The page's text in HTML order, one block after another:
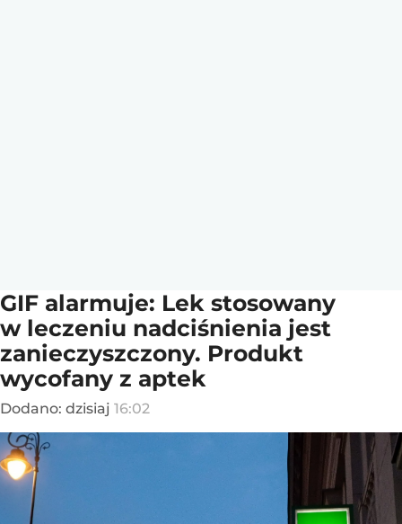
GIF alarmuje: Lek stosowany
w leczeniu nadciśnienia jest
zanieczyszczony. Produkt
wycofany z aptek
Dodano: dzisiaj 16:02